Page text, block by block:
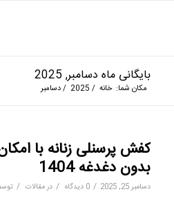
بایگانی ماه دسامبر, 2025
مکان شما: خانه /
2025
/دسامبر
کفش پرسنلی زنانه با
بدون دغدغه 1404
دسامبر 25, 2025 / 0 دیدگاه / درمقالات /